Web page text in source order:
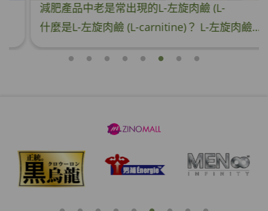
減肥產品中老是常出現的L-左旋肉鹼 (L-
carnitine)是什麼？為什麼食了L-左旋肉鹼就突
什麼是L-左旋肉鹼 (L-carnitine)？ L-左旋肉鹼屬於一種類胺基酸，在大部份的動物製品中均有L-左旋肉鹼，包括：紅肉以及乳製品食物等。其主要的功能是運送脂肪進入粒腺體進行能量代謝，促進脂肪的代謝過程，將脂肪轉化為能量。換言之，只要補充更多左旋肉鹼，就可以加快脂肪的代謝過程。 為什麼服用了L-左旋肉鹼可以瘦下來？ 1. 促進脂肪代謝 因為運動時可以使脂肪加速分解成脂肪酸，而肉鹼主要功能就是將脂肪酸送進線粒體裡氧化分解。補充L-左旋肉鹼可以加速脂肪酸分解。有研究指出，只要每天補充2,000